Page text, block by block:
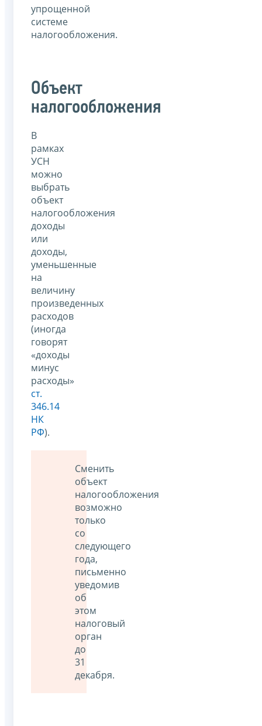
упрощенной
системе
налогообложения.
Объект
налогообложения
В
рамках
УСН
можно
выбрать
объект
налогообложения
доходы
или
доходы,
уменьшенные
на
величину
произведенных
расходов
(иногда
говорят
«доходы
минус
расходы»
ст.
346.14
НК
РФ).
Сменить
объект
налогообложения
возможно
только
со
следующего
года,
письменно
уведомив
об
этом
налоговый
орган
до
31
декабря.